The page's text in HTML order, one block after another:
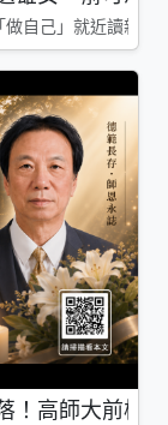
自己」就近讀新莊
！高師大前校